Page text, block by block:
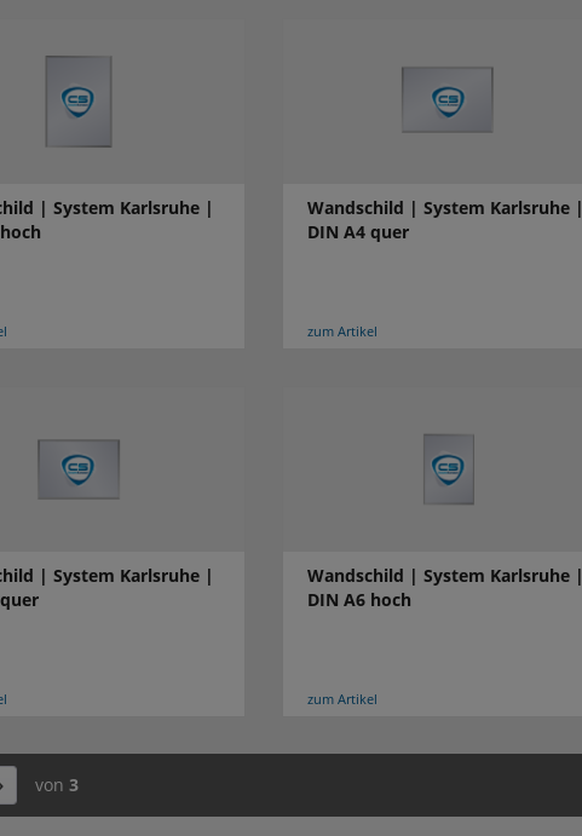
| System Karlsruhe |
Wandschild | System Karlsruhe |
DIN A4 quer
zum Artikel
| System Karlsruhe |
Wandschild | System Karlsruhe |
DIN A6 hoch
zum Artikel
von 3